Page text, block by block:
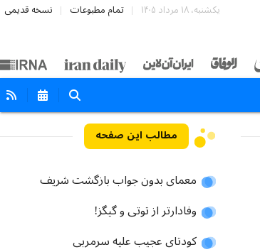
یکشنبه، ۱۸ مرداد ۱۴۰۵ تمام مطبوعات نسخه قدیمی
مطالب این صفحه
معمای بدون جواب بازگشت شریف
وفادارتر از توتی و گیگز!
کودتای عجیب علیه سرمربی